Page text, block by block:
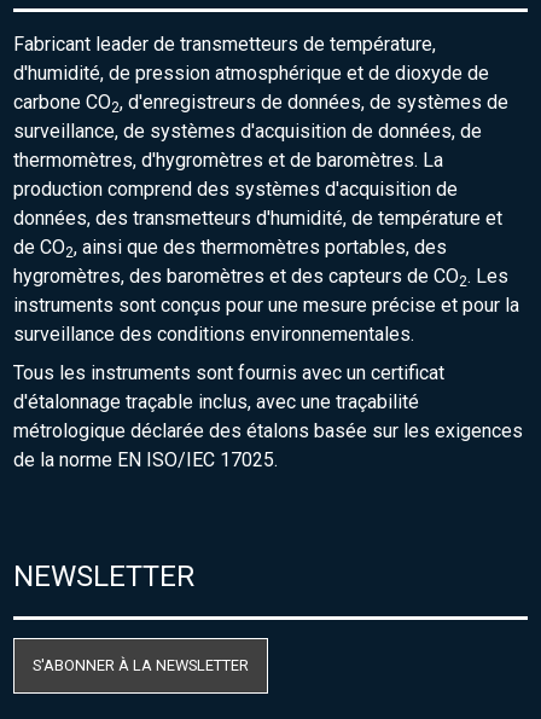
Fabricant leader de transmetteurs de température,
d'humidité, de pression atmosphérique et de dioxyde de
carbone CO2, d'enregistreurs de données, de systèmes de
surveillance, de systèmes d'acquisition de données, de
thermomètres, d'hygromètres et de baromètres. La
production comprend des systèmes d'acquisition de
données, des transmetteurs d'humidité, de température et
de CO2, ainsi que des thermomètres portables, des
hygromètres, des baromètres et des capteurs de CO2. Les
instruments sont conçus pour une mesure précise et pour la
surveillance des conditions environnementales.
Tous les instruments sont fournis avec un certificat
d'étalonnage traçable inclus, avec une traçabilité
métrologique déclarée des étalons basée sur les exigences
de la norme EN ISO/IEC 17025.
NEWSLETTER
S'ABONNER À LA NEWSLETTER